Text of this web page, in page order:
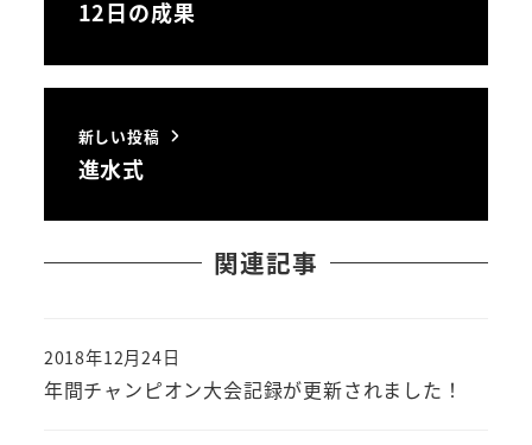
12日の成果
新しい投稿
進水式
関連記事
年間チャンピオン大会記録が更新されました！
投稿日
2018年12月24日